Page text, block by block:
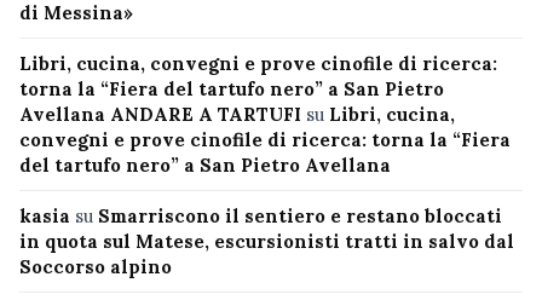
di Messina»
Libri, cucina, convegni e prove cinofile di ricerca:
torna la “Fiera del tartufo nero” a San Pietro
Avellana ANDARE A TARTUFI su Libri, cucina,
convegni e prove cinofile di ricerca: torna la “Fiera
del tartufo nero” a San Pietro Avellana
kasia su Smarriscono il sentiero e restano bloccati
in quota sul Matese, escursionisti tratti in salvo dal
Soccorso alpino